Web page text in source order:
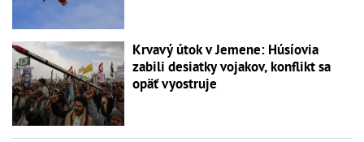
Krvavý útok v Jemene: Húsíovia
zabili desiatky vojakov, konflikt sa
opäť vyostruje